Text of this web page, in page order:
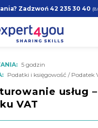
Zadzwoń42 235 30 40
5 godzin
Podatki i księgowość / Podatek
usług
VAT